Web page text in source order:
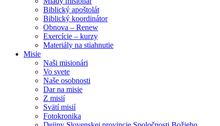
Biblický apoštolát
Biblický koordinátor
Obnova – Renew
Exercície – kurzy
Materiály na stiahnutie
Misie
Naši misionári
Vo svete
Naše osobnosti
Dar na misie
Z misií
Svätí misií
Fotokronika